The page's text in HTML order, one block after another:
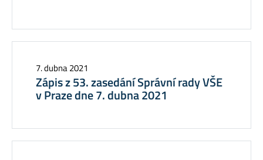
7. dubna 2021
Zápis z 53. zasedání Správní rady VŠE
v Praze dne 7. dubna 2021